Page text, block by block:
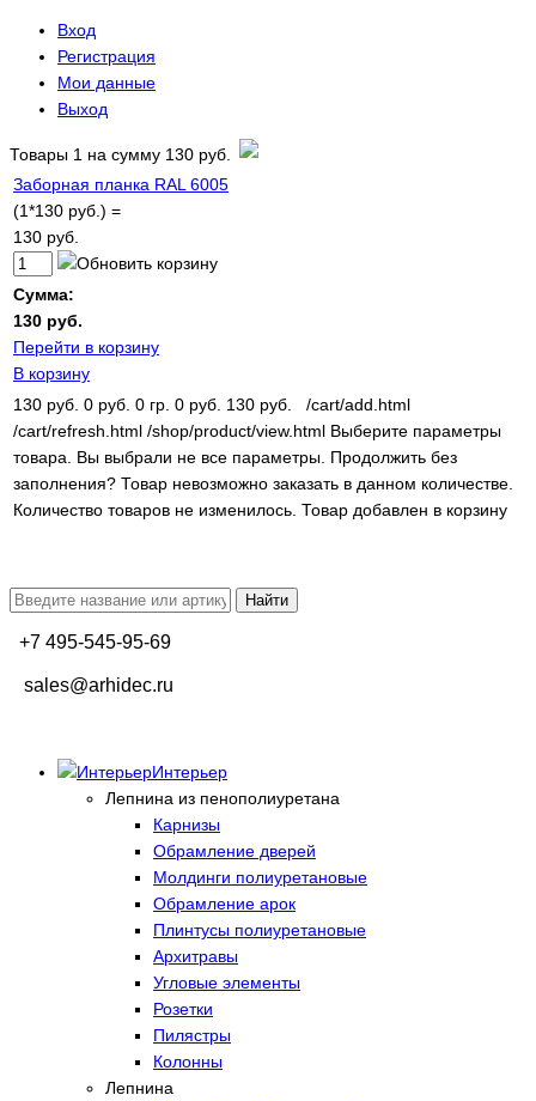
Вход
Регистрация
Мои данные
Выход
Товары 1 на сумму 130 руб.
Заборная планка RAL 6005
(1*130 руб.) =
130 руб.
Сумма:
130 руб.
Перейти в корзину
В корзину
130 руб. 0 руб. 0 гр. 0 руб. 130 руб.
/cart/add.html
/cart/refresh.html /shop/product/view.html Выберите параметры
товара.
Вы выбрали не все параметры. Продолжить без
заполнения? Товар невозможно заказать в данном количестве.
Количество товаров не изменилось. Товар добавлен в корзину
+7 495-545-95-69
sales@arhidec.ru
Интерьер
Лепнина из пенополиуретана
Карнизы
Обрамление дверей
Молдинги полиуретановые
Обрамление арок
Плинтусы полиуретановые
Архитравы
Угловые элементы
Розетки
Пилястры
Колонны
Лепнина